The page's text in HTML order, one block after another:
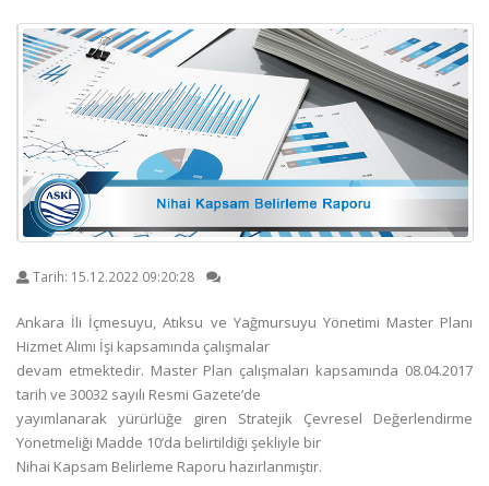
Tarih: 15.12.2022 09:20:28
Ankara İli İçmesuyu, Atıksu ve Yağmursuyu Yönetimi Master Planı
Hizmet Alımı İşi kapsamında çalışmalar
devam etmektedir. Master Plan çalışmaları kapsamında 08.04.2017
tarih ve 30032 sayılı Resmi Gazete’de
yayımlanarak yürürlüğe giren Stratejik Çevresel Değerlendirme
Yönetmeliği Madde 10’da belirtildiği şekliyle bir
Nihai Kapsam Belirleme Raporu hazırlanmıştır.